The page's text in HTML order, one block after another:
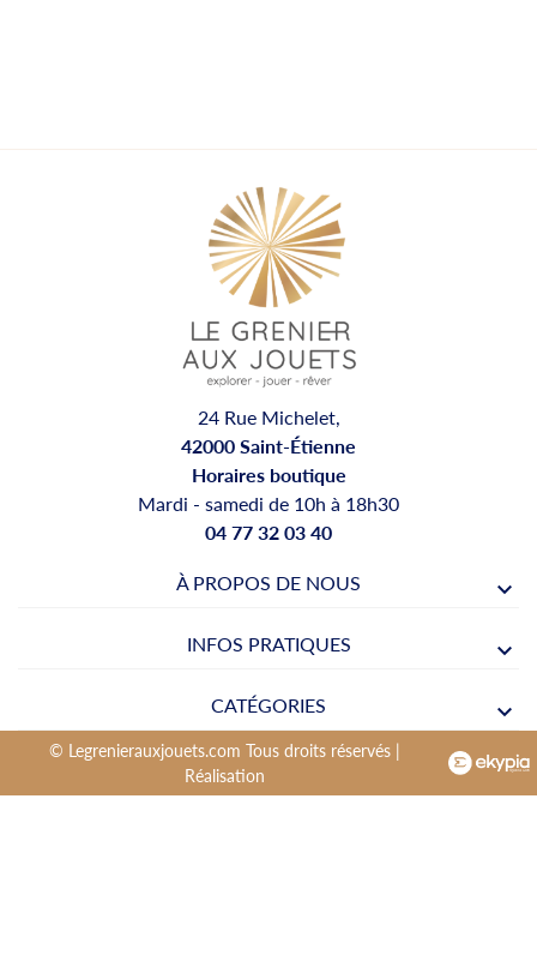
24 Rue Michelet,
42000 Saint-Étienne
Horaires boutique
Mardi - samedi de 10h à 18h30
04 77 32 03 40
À PROPOS DE NOUS
INFOS PRATIQUES
CATÉGORIES
© Legrenierauxjouets.com Tous droits réservés |
Réalisation